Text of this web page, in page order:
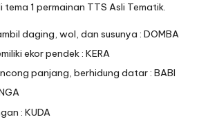
1 permainan TTS Asli Tematik.
daging, wol, dan susunya : DOMBA
ekor pendek : KERA
panjang, berhidung datar : BABI
: KUDA